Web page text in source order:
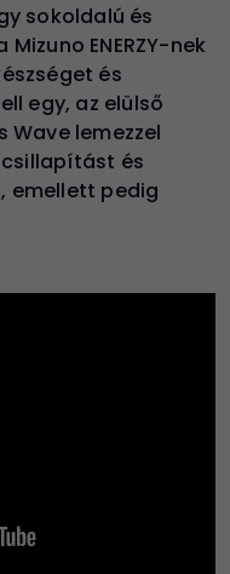
sokoldalú és
ENERZY-nek
és
egy, az elülső
lemezzel
és
emellett pedig